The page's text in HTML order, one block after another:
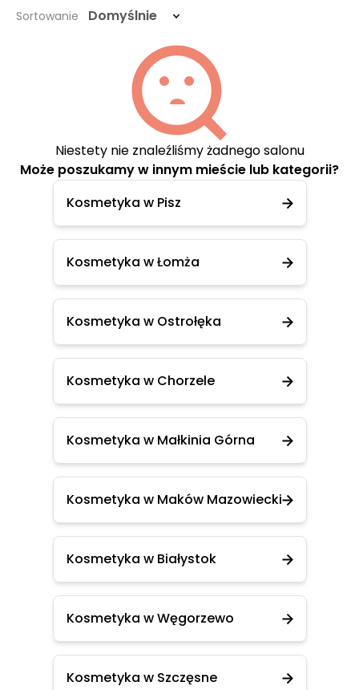
Sortowanie Domyślnie
Niestety nie znaleźliśmy żadnego salonu
Może poszukamy w innym mieście lub kategorii?
Kosmetyka w Pisz
Kosmetyka w Łomża
Kosmetyka w Ostrołęka
Kosmetyka w Chorzele
Kosmetyka w Małkinia Górna
Kosmetyka w Maków Mazowiecki
Kosmetyka w Białystok
Kosmetyka w Węgorzewo
Kosmetyka w Szczęsne